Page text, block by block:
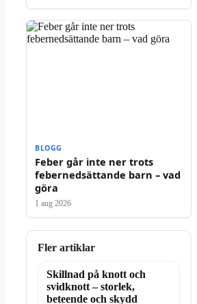
BLOGG
Feber går inte ner trots
febernedsättande barn – vad
göra
1 aug 2026
Fler artiklar
Skillnad på knott och
svidknott – storlek,
beteende och skydd